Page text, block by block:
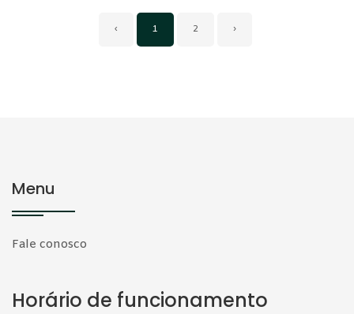
‹ 1 2 ›
Menu
Fale conosco
Horário de funcionamento